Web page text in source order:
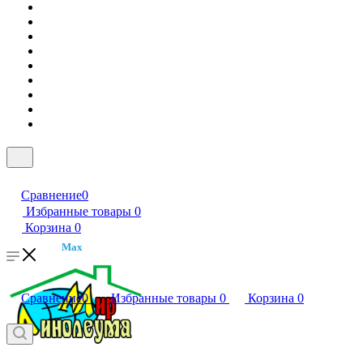
Сравнение0
Избранные товары 0
Корзина 0
Max
Сравнение0 Избранные товары 0 Корзина 0